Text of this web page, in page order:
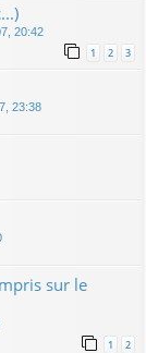
20:42
1 2 3
23:38
sur le
1 2